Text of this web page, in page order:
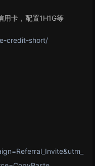
用卡，配置1H1G等
credit-short/